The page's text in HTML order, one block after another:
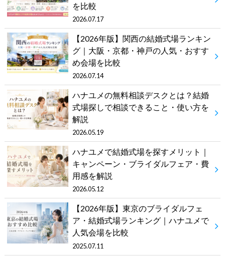
を比較
2026.07.17
【2026年版】関西の結婚式場ランキン
グ｜大阪・京都・神戸の人気・おすす
め会場を比較
2026.07.14
ハナユメの無料相談デスクとは？結婚
式場探しで相談できること・使い方を
解説
2026.05.19
ハナユメで結婚式場を探すメリット｜
キャンペーン・ブライダルフェア・費
用感を解説
2026.05.12
【2026年版】東京のブライダルフェ
ア・結婚式場ランキング｜ハナユメで
人気会場を比較
2025.07.11